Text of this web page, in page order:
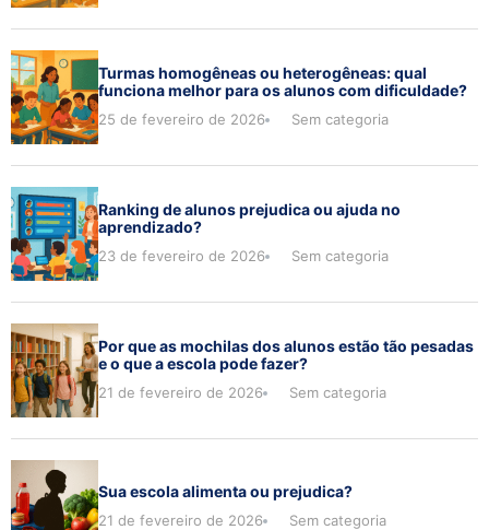
Turmas homogêneas ou heterogêneas: qual
funciona melhor para os alunos com dificuldade?
25 de fevereiro de 2026 Sem categoria
Ranking de alunos prejudica ou ajuda no
aprendizado?
23 de fevereiro de 2026 Sem categoria
Por que as mochilas dos alunos estão tão pesadas
e o que a escola pode fazer?
21 de fevereiro de 2026 Sem categoria
Sua escola alimenta ou prejudica?
21 de fevereiro de 2026 Sem categoria